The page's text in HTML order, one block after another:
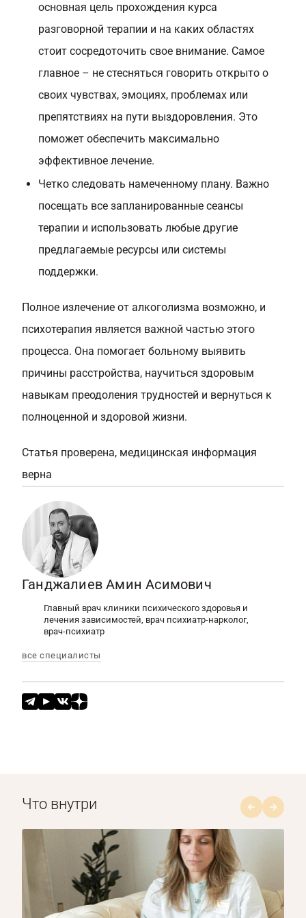
основная цель прохождения курса
разговорной терапии и на каких областях
стоит сосредоточить свое внимание. Самое
главное – не стесняться говорить открыто о
своих чувствах, эмоциях, проблемах или
препятствиях на пути выздоровления. Это
поможет обеспечить максимально
эффективное лечение.
Четко следовать намеченному плану. Важно
посещать все запланированные сеансы
терапии и использовать любые другие
предлагаемые ресурсы или системы
поддержки.
Полное излечение от алкоголизма возможно, и
психотерапия является важной частью этого
процесса. Она помогает больному выявить
причины расстройства, научиться здоровым
навыкам преодоления трудностей и вернуться к
полноценной и здоровой жизни.
Статья проверена, медицинская информация
верна
Ганджалиев Амин Асимович
Главный врач клиники психического здоровья и
лечения зависимостей, врач психиатр-нарколог,
врач-психиатр
все специалисты
Что внутри